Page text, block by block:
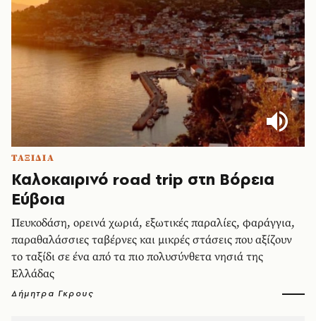
ΤΑΞΙΔΙΑ
Καλοκαιρινό road trip στη Βόρεια
Εύβοια
Πευκοδάση, ορεινά χωριά, εξωτικές παραλίες, φαράγγια,
παραθαλάσσιες ταβέρνες και μικρές στάσεις που αξίζουν
το ταξίδι σε ένα από τα πιο πολυσύνθετα νησιά της
Ελλάδας
Δήμητρα Γκρους